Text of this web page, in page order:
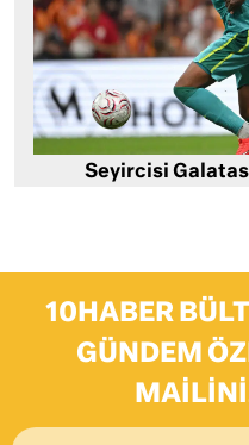
Seyircisi
10HABER
GÜNDEM